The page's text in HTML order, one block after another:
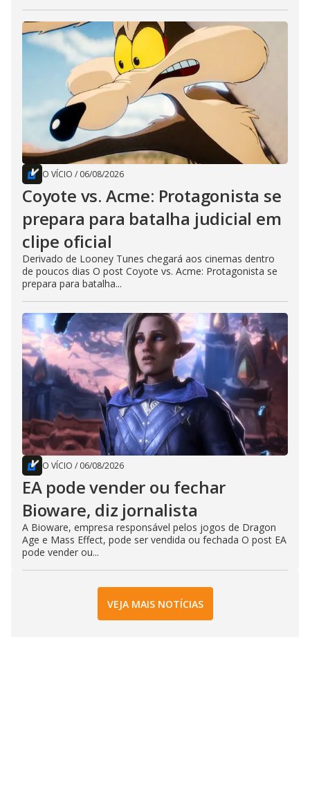
O VÍCIO / 06/08/2026
Coyote vs. Acme: Protagonista se
prepara para batalha judicial em
clipe oficial
Derivado de Looney Tunes chegará aos cinemas dentro
de poucos dias O post Coyote vs. Acme: Protagonista se
prepara para batalha...
O VÍCIO / 06/08/2026
EA pode vender ou fechar
Bioware, diz jornalista
A Bioware, empresa responsável pelos jogos de Dragon
Age e Mass Effect, pode ser vendida ou fechada O post EA
pode vender ou...
VEJA MAIS NOTÍCIAS